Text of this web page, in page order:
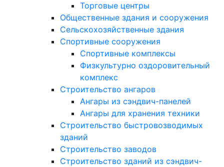
Торговые центры
Общественные здания и сооружения
Сельскохозяйственные здания
Спортивные сооружения
Спортивные комплексы
Физкультурно оздоровительный
комплекс
Строительство ангаров
Ангары из сэндвич-панелей
Ангары для хранения техники
Строительство быстровозводимых
зданий
Строительство заводов
Строительство зданий из сэндвич-